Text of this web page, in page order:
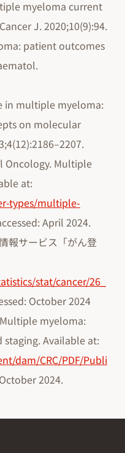
myeloma current
J. 2020;10(9):94.
patient outcomes
in multiple myeloma:
on molecular
Oncology. Multiple
at:
types/multiple-
April 2024.
報サービス「がん登
stat/cancer/26_
October 2024
myeloma:
Available at:
dam/CRC/PDF/Publi
2024.